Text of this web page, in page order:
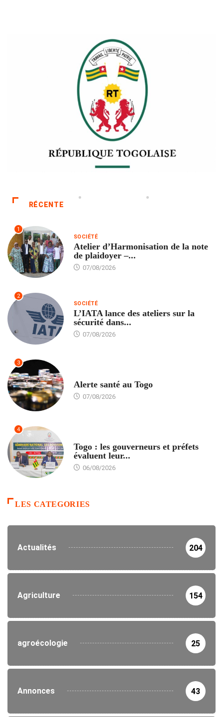
RÉCENTE
1
SOCIÉTÉ
Atelier d’Harmonisation de la note
de plaidoyer –...
07/08/2026
2
SOCIÉTÉ
L’IATA lance des ateliers sur la
sécurité dans...
07/08/2026
3
Alerte santé au Togo
07/08/2026
4
Togo : les gouverneurs et préfets
évaluent leur...
06/08/2026
LES CATEGORIES
Actualités 204
Agriculture 154
agroécologie 25
Annonces 43